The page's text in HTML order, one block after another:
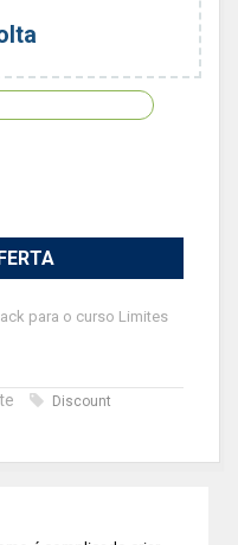
para o curso Limites
Discount